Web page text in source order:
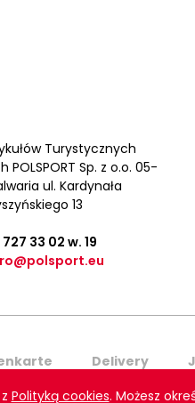
Polityką cookies. Możesz
Turystycznych
POLSPORT Sp. z o.o. 05-
ul. Kardynała
13
33 02w. 19
Delivery